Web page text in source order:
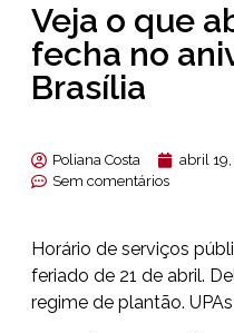
Veja o que
fecha no
Brasília
Poliana Costa abril
Sem comentários
Horário de serviços
feriado de 21 de abril.
regime de plantão.